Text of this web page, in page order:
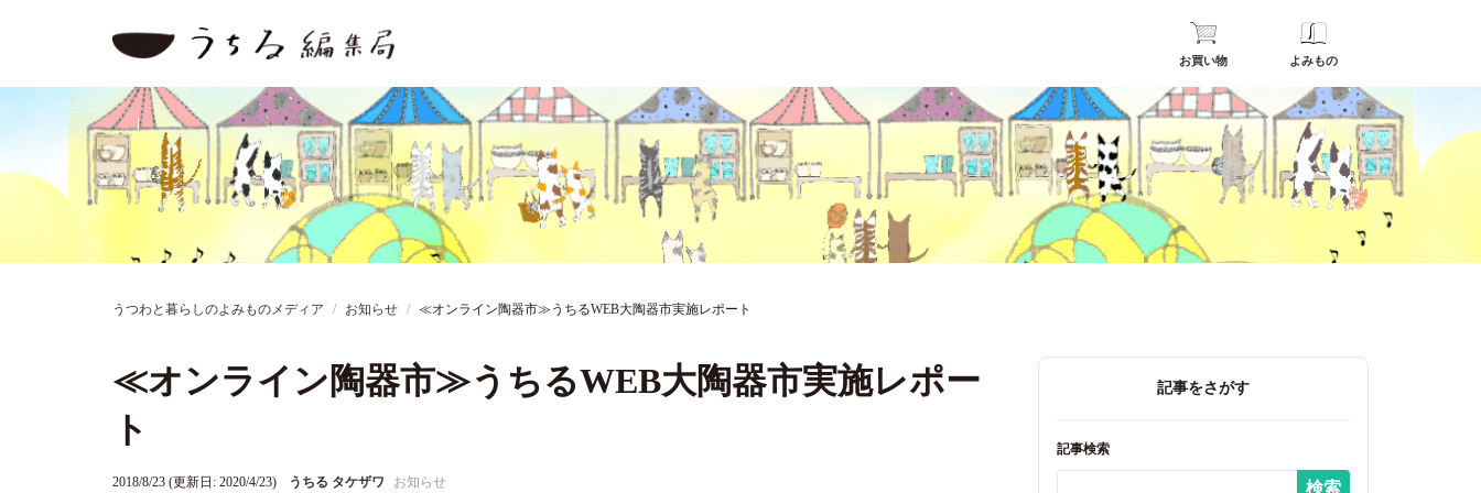
お買い物 よみもの
うつわと暮らしのよみものメディア お知らせ ≪オンライン陶器市≫うちるWEB大陶器市実施レポート
≪オンライン陶器市≫うちるWEB大陶器市実施レポー
ト
2018/8/23 (更新日: 2020/4/23) うちる タケザワ お知らせ
記事をさがす
記事検索